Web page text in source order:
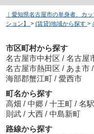
｜愛知県名古屋市の単身者、カ
ション】
> (賃貸)地域から探す >
市区町村から探す
名古屋市中村区 / 名古屋
名古屋市熱田区 / あま市 /
海部郡蟹江町 / 愛西市
町名から探す
高畑 / 中郷 / 十王町 / 名
則武 / 大西 / 中島新町
路線から探す